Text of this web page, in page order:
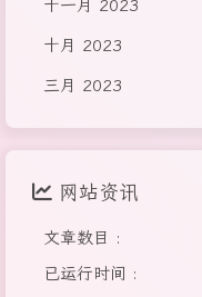
十一月 2023
十月 2023
三月 2023
网站资讯
文章数目 :
已运行时间 :